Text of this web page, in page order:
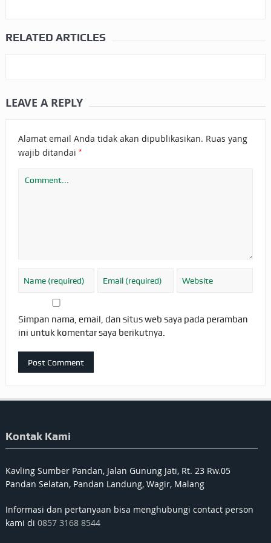
RELATED ARTICLES
LEAVE A REPLY
Alamat email Anda tidak akan dipublikasikan. Ruas yang
wajib ditandai *
Simpan nama, email, dan situs web saya pada peramban
ini untuk komentar saya berikutnya.
Kontak Kami
Kavling Sumber Pandan, Jalan Gunung Jati, Rt. 23 Rw.05
Pandan Selatan, Pandan Landung, Wagir, Malang
Informasi dan pertanyaan bisa menghubungi contact person
kami di 0857 3168 8544